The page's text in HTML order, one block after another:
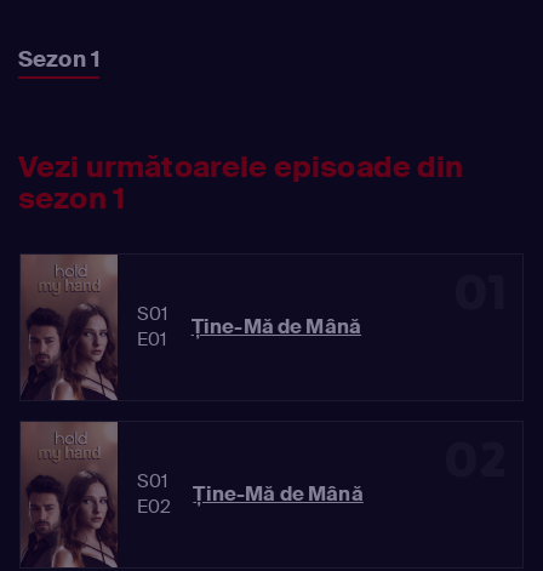
Sezon 1
Vezi următoarele episoade din
sezon 1
S01
E01
Ține-Mă de Mână
S01
E02
Ține-Mă de Mână